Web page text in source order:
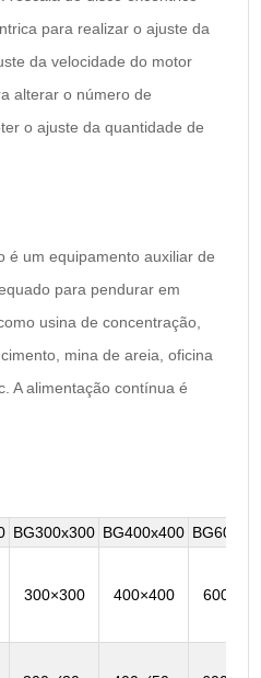
para realizar o ajuste da
da velocidade do motor
alterar o número de
o ajuste da quantidade de
é um equipamento auxiliar de
para pendurar em
usina de concentração,
mina de areia, oficina
A alimentação contínua é
BG300x300 BG400x400
300×300 400×400